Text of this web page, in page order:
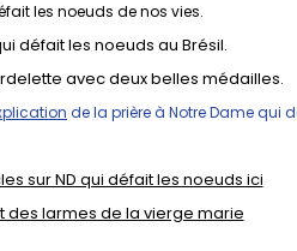
les noeuds de nos vies.
défait les noeuds au Brésil.
avec deux belles médailles.
de la prière à Notre Dame qui
sur ND qui défait les noeuds ici
des larmes de la vierge marie